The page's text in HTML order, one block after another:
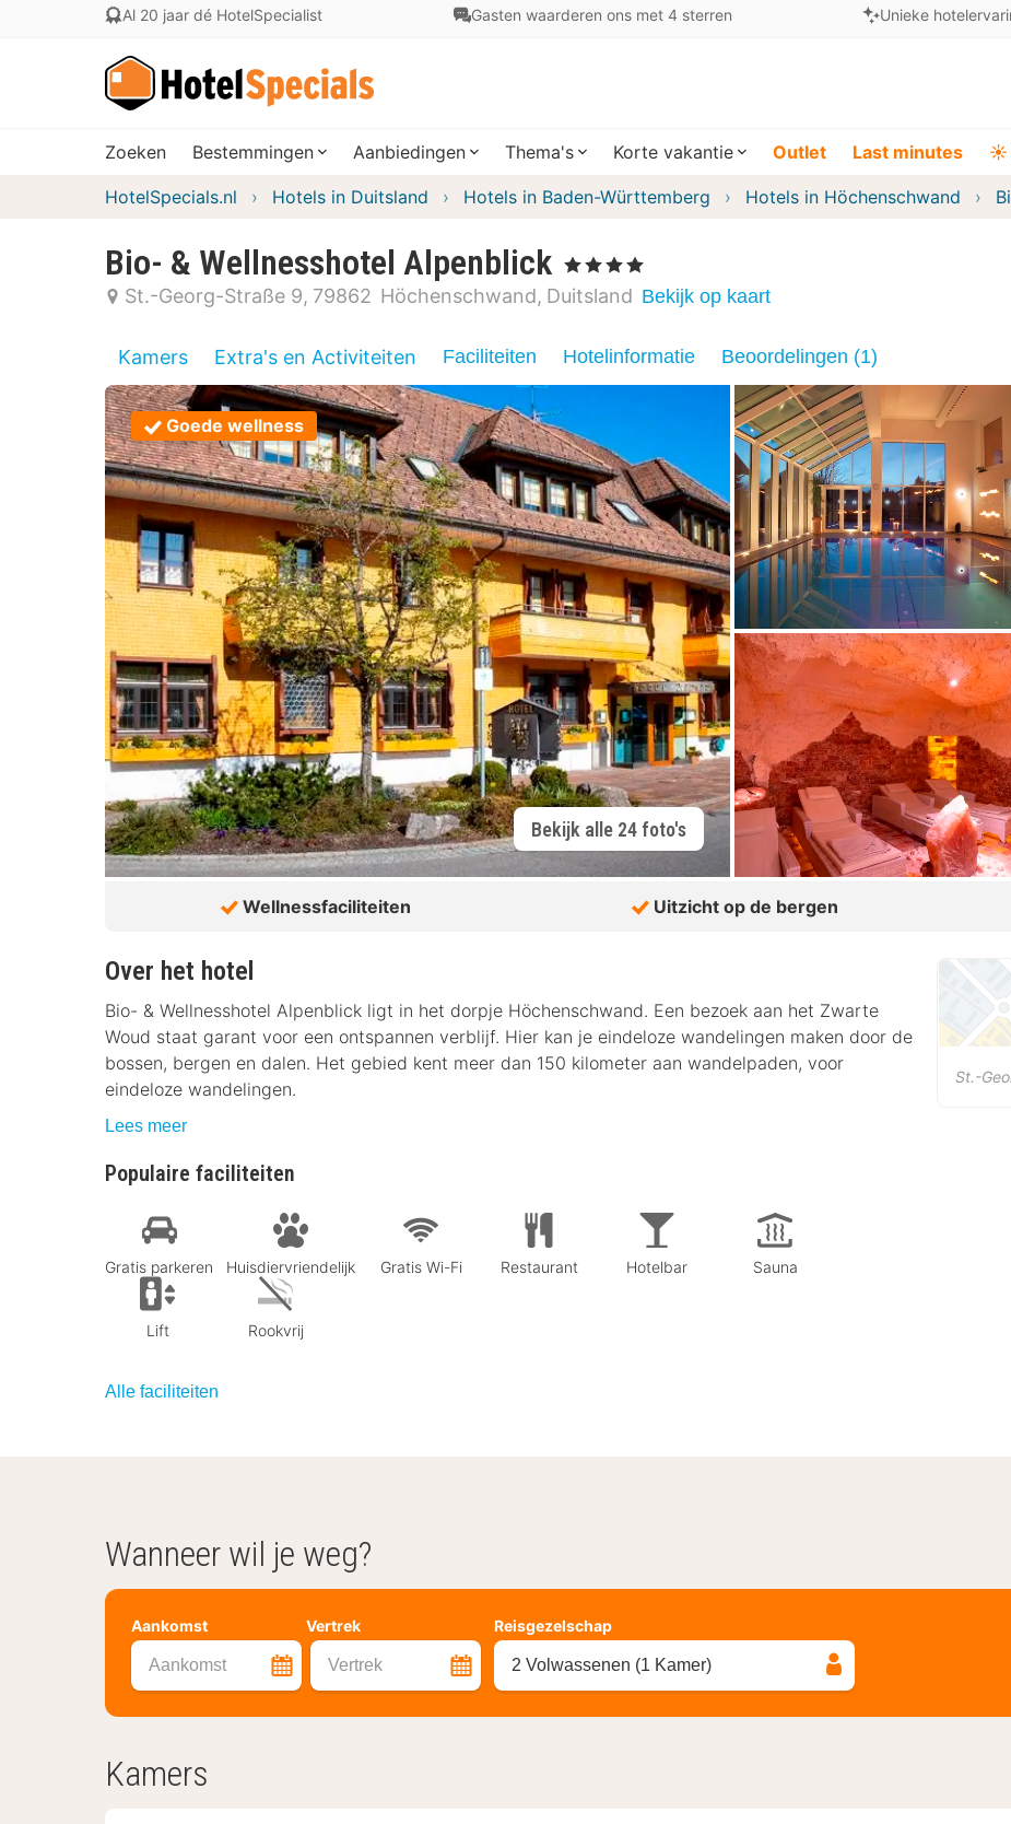
Al 20 jaar dé HotelSpecialist Gasten waarderen ons met 4 sterren Unieke
Zoeken Bestemmingen Aanbiedingen Thema's Korte vakantie Outlet Last minutes ☀️
HotelSpecials.nl Hotels in Duitsland Hotels in Baden-Württemberg Hotels in Höchenschwand
Bio- & Wellnesshotel Alpenblick , 4 Sterren
St.-Georg-Straße 9 79862 Höchenschwand Duitsland Bekijk op kaart
Kamers Extra's en Activiteiten Faciliteiten Hotelinformatie Beoordelingen (1)
Goede wellness
Bekijk alle 24 foto's
Wellnessfaciliteiten Uitzicht op de bergen
Over het hotel
Bio- & Wellnesshotel Alpenblick ligt in het dorpje Höchenschwand. Een bezoek aan het Zwarte
Woud staat garant voor een ontspannen verblijf. Hier kan je eindeloze wandelingen maken door de
bossen, bergen en dalen. Het gebied kent meer dan 150 kilometer aan wandelpaden, voor
eindeloze wandelingen.
Lees meer
Populaire faciliteiten
Gratis parkeren Huisdiervriendelijk Gratis Wi-Fi Restaurant Hotelbar Sauna
Lift Rookvrij
Alle faciliteiten
St.-
Wanneer wil je weg?
Aankomst Vertrek
Aankomst Vertrek
Reisgezelschap
2 Volwassenen (1 Kamer)
Kamers